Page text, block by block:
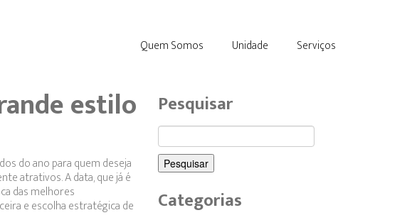
Quem Somos Unidade Serviços
estilo
do ano para quem deseja
atrativos. A data, que já é
das melhores
e escolha estratégica de
Pesquisar
Pesquisar
por:
Categorias